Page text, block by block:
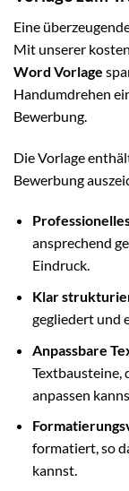
Eine
Mit unserer
Word Vorlage
Handumdrehen
Bewerbung.
Die Vorlage
Bewerbung
ansprechend
Eindruck.
Klar
gegliedert und
Anpassbare
Textbausteine,
anpassen
formatiert, so
kannst.